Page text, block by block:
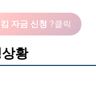
자금 신청 ?클릭
황